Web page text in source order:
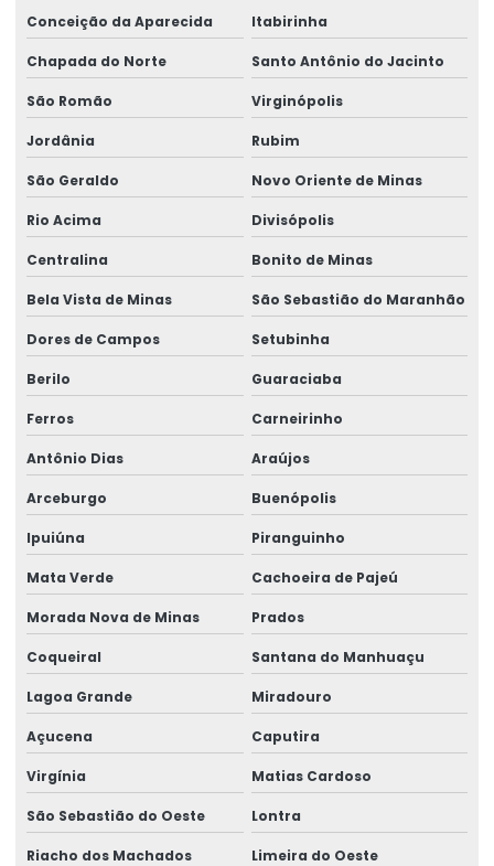
Conceição da Aparecida Itabirinha
Chapada do Norte Santo Antônio do Jacinto
São Romão Virginópolis
Jordânia Rubim
São Geraldo Novo Oriente de Minas
Rio Acima Divisópolis
Centralina Bonito de Minas
Bela Vista de Minas São Sebastião do Maranhão
Dores de Campos Setubinha
Berilo Guaraciaba
Ferros Carneirinho
Antônio Dias Araújos
Arceburgo Buenópolis
Ipuiúna Piranguinho
Mata Verde Cachoeira de Pajeú
Morada Nova de Minas Prados
Coqueiral Santana do Manhuaçu
Lagoa Grande Miradouro
Açucena Caputira
Virgínia Matias Cardoso
São Sebastião do Oeste Lontra
Riacho dos Machados Limeira do Oeste